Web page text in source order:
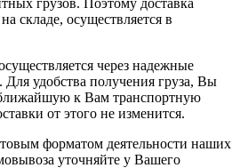
складе, осуществляется в
через надежные
удобства получения груза, Вы
к Вам транспортную
от этого не изменится.
форматом деятельности наших
уточняйте у Вашего